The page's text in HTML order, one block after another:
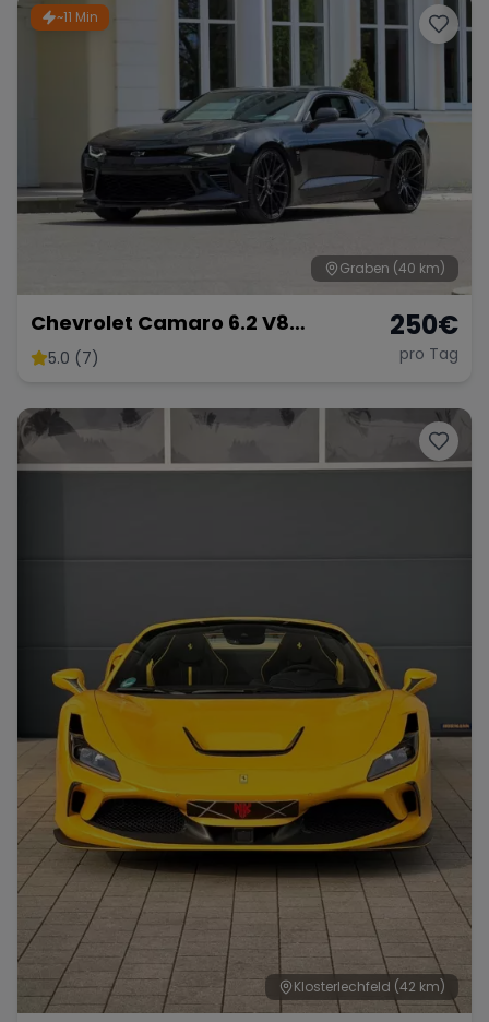
Range Rover Corvette
~11 Min
Graben (40 km)
Chevrolet Camaro 6.2 V8
Customkingz
5.0 (7)
250€
pro Tag
Klosterlechfeld (42 km)